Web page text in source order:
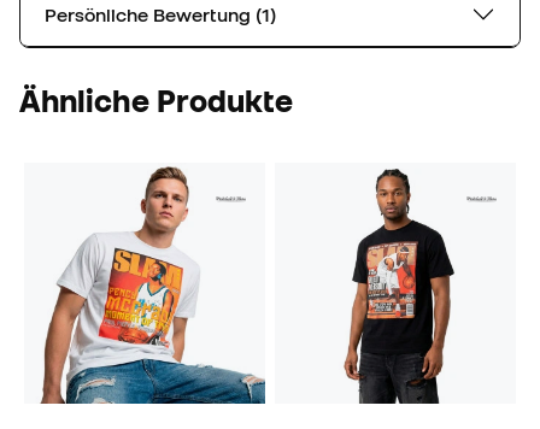
Persönliche Bewertung (1)
Ähnliche Produkte